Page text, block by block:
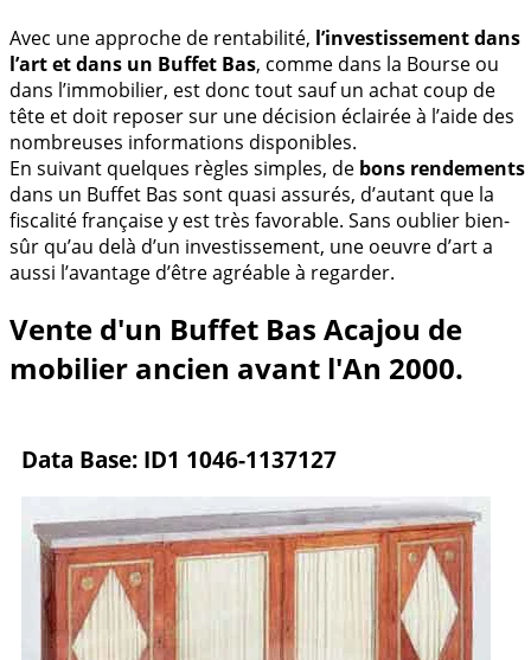
Avec une approche de rentabilité, l’investissement dans
l’art et dans un Buffet Bas, comme dans la Bourse ou
dans l’immobilier, est donc tout sauf un achat coup de
tête et doit reposer sur une décision éclairée à l’aide des
nombreuses informations disponibles.
En suivant quelques règles simples, de bons rendements
dans un Buffet Bas sont quasi assurés, d’autant que la
fiscalité française y est très favorable. Sans oublier bien-
sûr qu’au delà d’un investissement, une oeuvre d’art a
aussi l’avantage d’être agréable à regarder.
Vente d'un Buffet Bas Acajou de
mobilier ancien avant l'An 2000.
Data Base: ID1 1046-1137127